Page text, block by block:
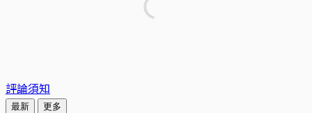
評論須知
最新 更多